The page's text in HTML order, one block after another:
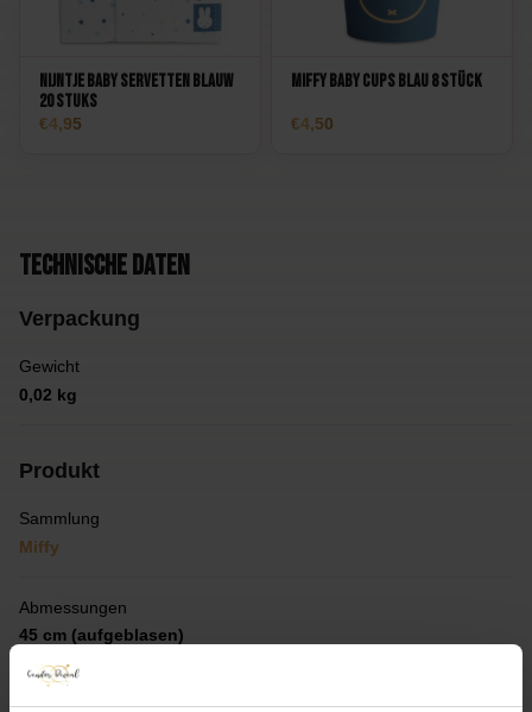
Nijntje Baby Servetten Blauw
20 stuks
4,95
Miffy Baby Cups Blau 8 Stück
4,50
Technische Daten
Verpackung
Gewicht
0,02 kg
Produkt
Sammlung
Miffy
Abmessungen
45 cm (aufgeblasen)